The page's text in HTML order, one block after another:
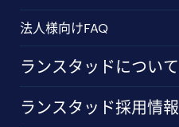
法人様向けFAQ
ランスタッドについて
ランスタッド採用情報